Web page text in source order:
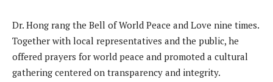
Dr. Hong rang the Bell of World Peace and Love nine times.
Together with local representatives and the public, he
offered prayers for world peace and promoted a cultural
gathering centered on transparency and integrity.